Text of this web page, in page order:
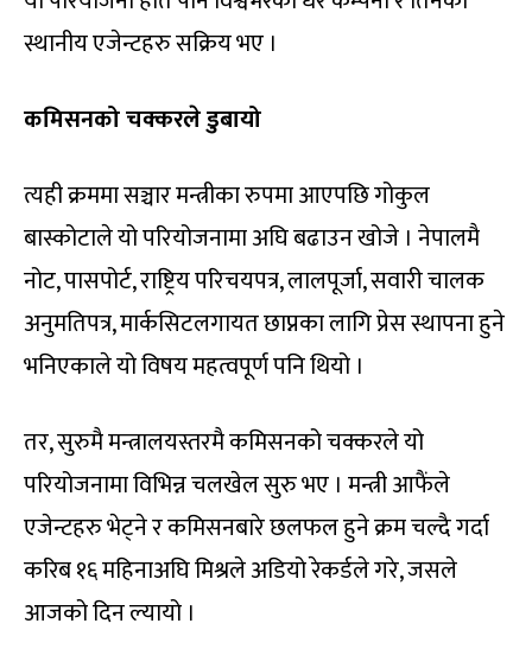
स्थानीय एजेन्टहरु सक्रिय भए ।
कमिसनको चक्करले डुबायो
त्यही क्रममा सञ्चार मन्त्रीका रुपमा आएपछि गोकुल
बास्कोटाले यो परियोजनामा अघि बढाउन खोजे । नेपालमै
नोट, पासपोर्ट, राष्ट्रिय परिचयपत्र, लालपूर्जा, सवारी चालक
अनुमतिपत्र, मार्कसिटलगायत छाप्नका लागि प्रेस स्थापना हुने
भनिएकाले यो विषय महत्वपूर्ण पनि थियो ।
तर, सुरुमै मन्त्रालयस्तरमै कमिसनको चक्करले यो
परियोजनामा विभिन्न चलखेल सुरु भए । मन्त्री आफैंले
एजेन्टहरु भेट्ने र कमिसनबारे छलफल हुने क्रम चल्दै गर्दा
करिब १६ महिनाअघि मिश्रले अडियो रेकर्डले गरे, जसले
आजको दिन ल्यायो ।